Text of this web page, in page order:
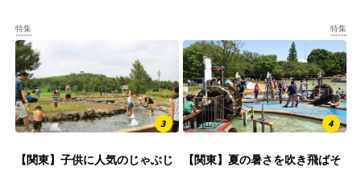
特集
【関東】子供に人気のじゃぶじ
特集
【関東】夏の暑さを吹き飛ばそ